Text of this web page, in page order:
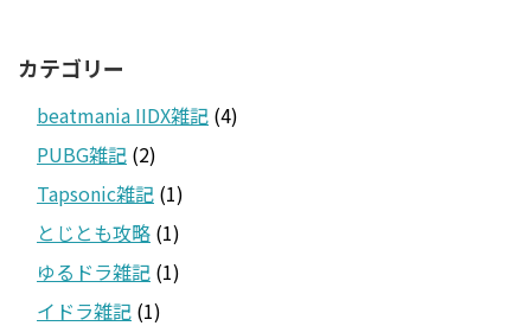
カテゴリー
beatmania IIDX雑記 (4)
PUBG雑記 (2)
Tapsonic雑記 (1)
とじとも攻略 (1)
ゆるドラ雑記 (1)
イドラ雑記 (1)